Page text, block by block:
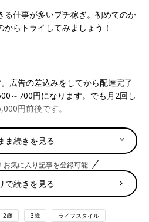
る仕事が多いプチ稼ぎ。初めてのか
らトライしてみましょう！
広告の差込みをしてから配達完了
～700円になります。でも月2回し
円前後です。
のをして2,000円ほどもらえるので
は他店舗と比較調査をする仕事
6,000円もらいました。もちろんス
買う必要のあるものに限っていま
ま続きを見る
お気に入り記事を登録可能
で続きを見る
2歳 3歳 ライフスタイル